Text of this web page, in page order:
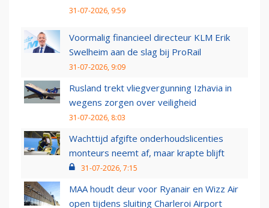
31-07-2026, 9:59
Voormalig financieel directeur KLM Erik
Swelheim aan de slag bij ProRail
31-07-2026, 9:09
Rusland trekt vliegvergunning Izhavia in
wegens zorgen over veiligheid
31-07-2026, 8:03
Wachttijd afgifte onderhoudslicenties
monteurs neemt af, maar krapte blijft
31-07-2026, 7:15
MAA houdt deur voor Ryanair en Wizz Air
open tijdens sluiting Charleroi Airport